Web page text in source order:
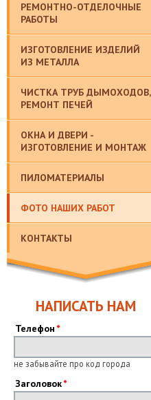
РЕМОНТНО-ОТДЕЛОЧНЫЕ
РАБОТЫ
ИЗГОТОВЛЕНИЕ ИЗДЕЛИЙ
ИЗ МЕТАЛЛА
ЧИСТКА ТРУБ ДЫМОХОДОВ,
РЕМОНТ ПЕЧЕЙ
ОКНА И ДВЕРИ -
ИЗГОТОВЛЕНИЕ И МОНТАЖ
ПИЛОМАТЕРИАЛЫ
ФОТО НАШИХ РАБОТ
КОНТАКТЫ
НАПИСАТЬ НАМ
Телефон
не забывайте про код города
Заголовок